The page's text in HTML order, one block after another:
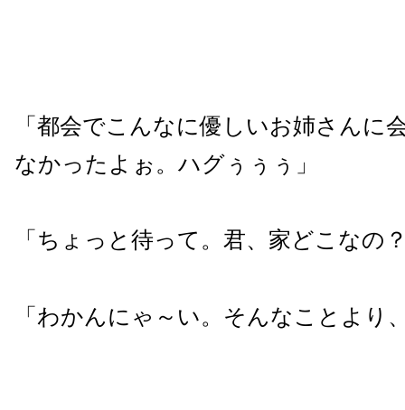
「都会でこんなに優しいお姉さんに
なかったよぉ。ハグぅぅぅ」
「ちょっと待って。君、家どこなの
「わかんにゃ～い。そんなことより